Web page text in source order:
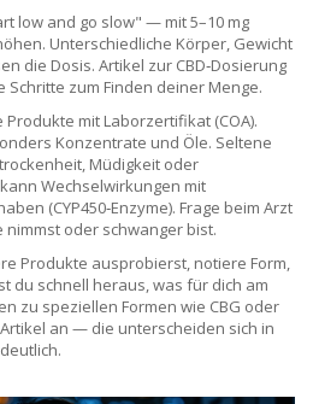
low and go slow" — mit 5–10 mg
Unterschiedliche Körper, Gewicht
die Dosis. Artikel zur CBD‑Dosierung
zum Finden deiner Menge.
mit Laborzertifikat (COA).
Konzentrate und Öle. Seltene
Müdigkeit oder
Wechselwirkungen mit
(CYP450‑Enzyme). Frage beim Arzt
oder schwanger bist.
Produkte ausprobierst, notiere Form,
du schnell heraus, was für dich am
zu speziellen Formen wie CBG oder
an — die unterscheiden sich in